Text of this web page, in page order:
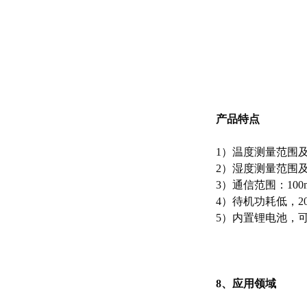
产品特点
1） 温度测量范围
2） 湿度测量范围
3） 通信范围：
4） 待机功耗低，
5） 内置锂电池，
8、应用领域